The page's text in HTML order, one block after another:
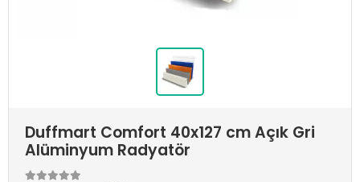
Duffmart Comfort 40x127 cm Açık Gri
Alüminyum Radyatör